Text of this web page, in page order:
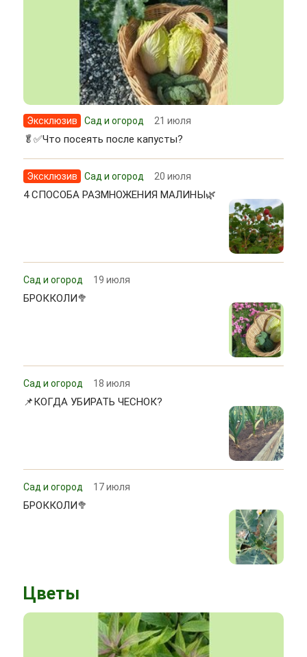
Эксклюзив Сад и огород 21 июля
🥬✅Что посеять после капусты?
Эксклюзив Сад и огород 20 июля
4 СПОСОБА РАЗМНОЖЕНИЯ МАЛИНЫ🌿
Сад и огород 19 июля
БРОККОЛИ🥦
Сад и огород 18 июля
📌КОГДА УБИРАТЬ ЧЕСНОК?
Сад и огород 17 июля
БРОККОЛИ🥦
Цветы